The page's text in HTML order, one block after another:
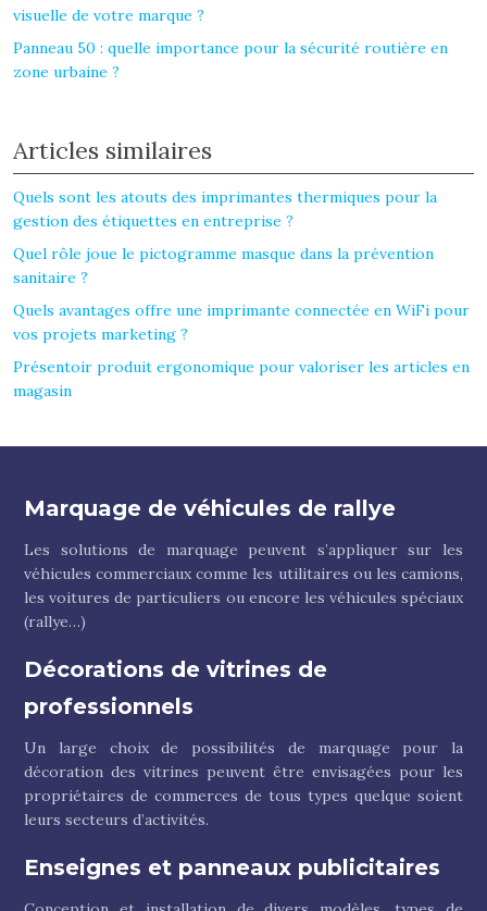
visuelle de votre marque ?
Panneau 50 : quelle importance pour la sécurité routière en
zone urbaine ?
Articles similaires
Quels sont les atouts des imprimantes thermiques pour la
gestion des étiquettes en entreprise ?
Quel rôle joue le pictogramme masque dans la prévention
sanitaire ?
Quels avantages offre une imprimante connectée en WiFi pour
vos projets marketing ?
Présentoir produit ergonomique pour valoriser les articles en
magasin
Marquage de véhicules de rallye
Les solutions de marquage peuvent s’appliquer sur les
véhicules commerciaux comme les utilitaires ou les camions,
les voitures de particuliers ou encore les véhicules spéciaux
(rallye…)
Décorations de vitrines de
professionnels
Un large choix de possibilités de marquage pour la
décoration des vitrines peuvent être envisagées pour les
propriétaires de commerces de tous types quelque soient
leurs secteurs d’activités.
Enseignes et panneaux publicitaires